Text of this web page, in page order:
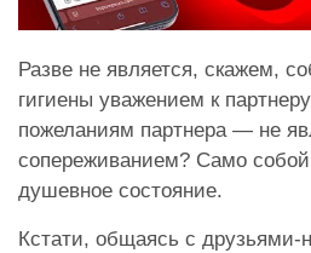
Разве не является, скажем,
гигиены уважением к
пожеланиям партнера — не
сопереживанием? Само
душевное состояние.
Кстати, общаясь с